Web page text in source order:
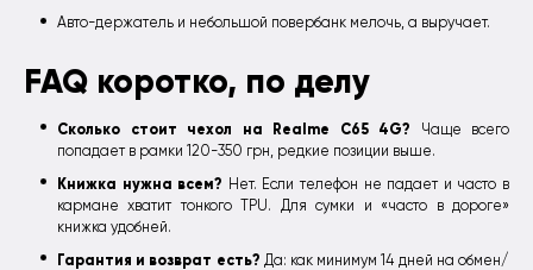
Авто-держатель и небольшой повербанк мелочь, а выручает.
FAQ коротко, по делу
Сколько стоит чехол на Realme C65 4G? Чаще всего
попадает в рамки 120-350 грн, редкие позиции выше.
Книжка нужна всем? Нет. Если телефон не падает и часто в
кармане хватит тонкого TPU. Для сумки и «часто в дороге»
книжка удобней.
Гарантия и возврат есть? Да: как минимум 14 дней на обмен/